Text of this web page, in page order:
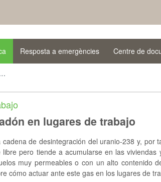
Resposta a emergències Centre de
sobre el radón en lugares de trabajo
en lugares de trabajo
de desintegración del uranio-238 y, por
pero tiende a acumularse en las viviendas
muy permeables o con un alto contenido
cómo actuar ante este gas en los lugares de